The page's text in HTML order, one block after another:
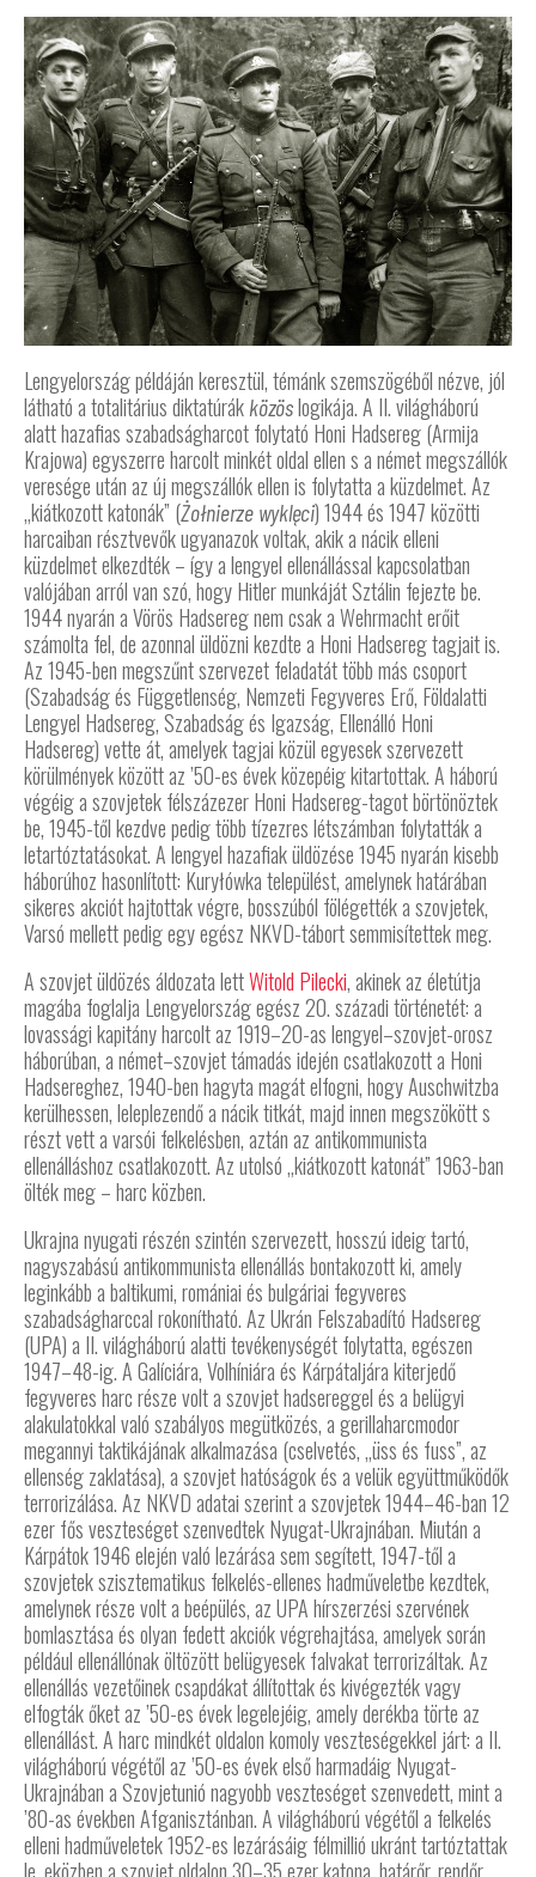
Lengyelország példáján keresztül, témánk szemszögéből nézve, jól
látható a totalitárius diktatúrák közöslogikája. A II. világháború
alatt hazafias szabadságharcot folytató Honi Hadsereg (Armija
Krajowa) egyszerre harcolt minkét oldal ellen s a német megszállók
veresége után az új megszállók ellen is folytatta a küzdelmet. Az
„kiátkozott katonák” (Żołnierze wyklęci) 1944 és 1947 közötti
harcaiban résztvevők ugyanazok voltak, akik a nácik elleni
küzdelmet elkezdték – így a lengyel ellenállással kapcsolatban
valójában arról van szó, hogy Hitler munkáját Sztálin fejezte be.
1944 nyarán a Vörös Hadsereg nem csak a Wehrmacht erőit
számolta fel, de azonnal üldözni kezdte a Honi Hadsereg tagjait is.
Az 1945-ben megszűnt szervezet feladatát több más csoport
(Szabadság és Függetlenség, Nemzeti Fegyveres Erő, Földalatti
Lengyel Hadsereg, Szabadság és Igazság, Ellenálló Honi
Hadsereg) vette át, amelyek tagjai közül egyesek szervezett
körülmények között az ’50-es évek közepéig kitartottak. A háború
végéig a szovjetek félszázezer Honi Hadsereg-tagot börtönöztek
be, 1945-től kezdve pedig több tízezres létszámban folytatták a
letartóztatásokat. A lengyel hazafiak üldözése 1945 nyarán kisebb
háborúhoz hasonlított: Kuryłówka települést, amelynek határában
sikeres akciót hajtottak végre, bosszúból fölégették a szovjetek,
Varsó mellett pedig egy egész NKVD-tábort semmisítettek meg.
A szovjet üldözés áldozata lettWitold Pilecki, akinek az életútja
magába foglalja Lengyelország egész 20. századi történetét: a
lovassági kapitány harcolt az 1919–20-as lengyel–szovjet-orosz
háborúban, a német–szovjet támadás idején csatlakozott a Honi
Hadsereghez, 1940-ben hagyta magát elfogni, hogy Auschwitzba
kerülhessen, leleplezendő a nácik titkát, majd innen megszökött s
részt vett a varsói felkelésben, aztán az antikommunista
ellenálláshoz csatlakozott. Az utolsó „kiátkozott katonát” 1963-ban
ölték meg – harc közben.
Ukrajna nyugati részén szintén szervezett, hosszú ideig tartó,
nagyszabású antikommunista ellenállás bontakozott ki, amely
leginkább a baltikumi, romániai és bulgáriai fegyveres
szabadságharccal rokonítható. Az Ukrán Felszabadító Hadsereg
(UPA) a II. világháború alatti tevékenységét folytatta, egészen
1947–48-ig. A Galíciára, Volhíniára és Kárpátaljára kiterjedő
fegyveres harc része volt a szovjet hadsereggel és a belügyi
alakulatokkal való szabályos megütközés, a gerillaharcmodor
megannyi taktikájának alkalmazása (cselvetés, „üss és fuss”, az
ellenség zaklatása), a szovjet hatóságok és a velük együttműködők
terrorizálása. Az NKVD adatai szerint a szovjetek 1944–46-ban 12
ezer fős veszteséget szenvedtek Nyugat-Ukrajnában. Miután a
Kárpátok 1946 elején való lezárása sem segített, 1947-től a
szovjetek szisztematikus felkelés-ellenes hadműveletbe kezdtek,
amelynek része volt a beépülés, az UPA hírszerzési szervének
bomlasztása és olyan fedett akciók végrehajtása, amelyek során
például ellenállónak öltözött belügyesek falvakat terrorizáltak. Az
ellenállás vezetőinek csapdákat állítottak és kivégezték vagy
elfogták őket az ’50-es évek legelejéig, amely derékba törte az
ellenállást. A harc mindkét oldalon komoly veszteségekkel járt: a II.
világháború végétől az ’50-es évek első harmadáig Nyugat-
Ukrajnában a Szovjetunió nagyobb veszteséget szenvedett, mint a
’80-as években Afganisztánban. A világháború végétől a felkelés
elleni hadműveletek 1952-es lezárásáig félmillió ukránt tartóztattak